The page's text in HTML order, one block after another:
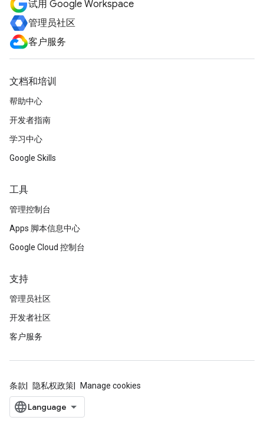
试用 Google Workspace
管理员社区
客户服务
文档和培训
帮助中心
开发者指南
学习中心
Google Skills
工具
管理控制台
Apps 脚本信息中心
Google Cloud 控制台
支持
管理员社区
开发者社区
客户服务
条款 隐私权政策 Manage cookies